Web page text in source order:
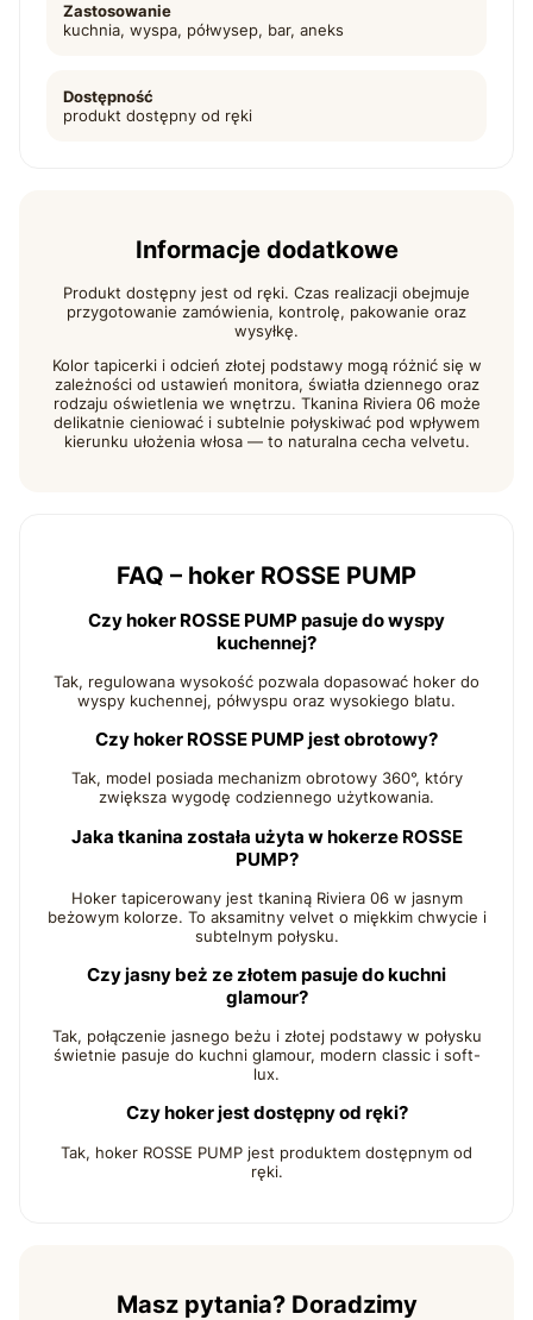
Zastosowanie
kuchnia, wyspa, półwysep, bar, aneks
Dostępność
produkt dostępny od ręki
Informacje dodatkowe
Produkt dostępny jest od ręki. Czas realizacji obejmuje
przygotowanie zamówienia, kontrolę, pakowanie oraz
wysyłkę.
Kolor tapicerki i odcień złotej podstawy mogą różnić się w
zależności od ustawień monitora, światła dziennego oraz
rodzaju oświetlenia we wnętrzu. Tkanina Riviera 06 może
delikatnie cieniować i subtelnie połyskiwać pod wpływem
kierunku ułożenia włosa — to naturalna cecha velvetu.
FAQ – hoker ROSSE PUMP
Czy hoker ROSSE PUMP pasuje do wyspy
kuchennej?
Tak, regulowana wysokość pozwala dopasować hoker do
wyspy kuchennej, półwyspu oraz wysokiego blatu.
Czy hoker ROSSE PUMP jest obrotowy?
Tak, model posiada mechanizm obrotowy 360°, który
zwiększa wygodę codziennego użytkowania.
Jaka tkanina została użyta w hokerze ROSSE
PUMP?
Hoker tapicerowany jest tkaniną Riviera 06 w jasnym
beżowym kolorze. To aksamitny velvet o miękkim chwycie i
subtelnym połysku.
Czy jasny beż ze złotem pasuje do kuchni
glamour?
Tak, połączenie jasnego beżu i złotej podstawy w połysku
świetnie pasuje do kuchni glamour, modern classic i soft-
lux.
Czy hoker jest dostępny od ręki?
Tak, hoker ROSSE PUMP jest produktem dostępnym od
ręki.
Masz pytania? Doradzimy